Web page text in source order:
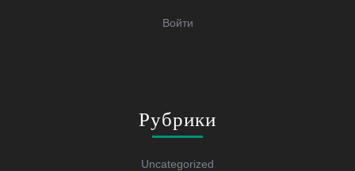
Войти
Рубрики
Uncategorized